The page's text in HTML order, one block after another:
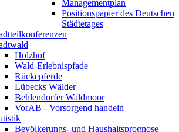
Managementplan
Positionspapier des Deutschen
Städtetages
Holzhof
Wald-Erlebnispfade
Rückepferde
Lübecks Wälder
Behlendorfer Waldmoor
VorAB - Vorsorgend handeln
Bevölkerungs- und Haushaltsprognose